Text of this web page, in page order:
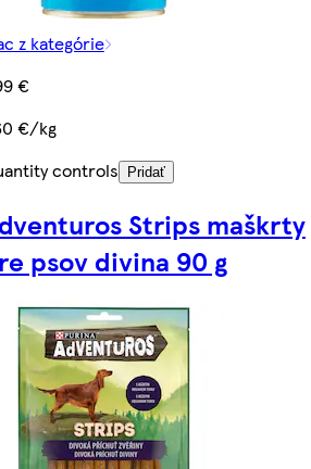
z kategórie
€
€/kg
controls
Pridať
Strips maškrty
psov divina 90 g